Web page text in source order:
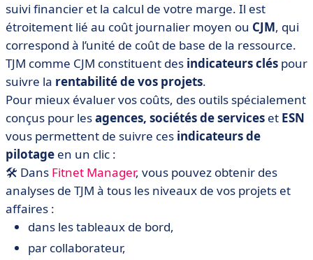
suivi financier et la calcul de votre marge. Il est
étroitement lié au coût journalier moyen ou CJM, qui
correspond à l’unité de coût de base de la ressource.
TJM comme CJM constituent des indicateurs clés pour
suivre la rentabilitéde vos projets.
Pour mieux évaluer vos coûts, des outils spécialement
conçus pour lesagences, sociétés de services et ESN
vous permettent de suivre ces indicateurs de
pilotage en un clic :
🛠️ Dans Fitnet Manager, vous pouvez obtenir des
analyses de TJM à tous les niveaux de vos projets et
affaires :
dans les tableaux de bord,
par collaborateur,